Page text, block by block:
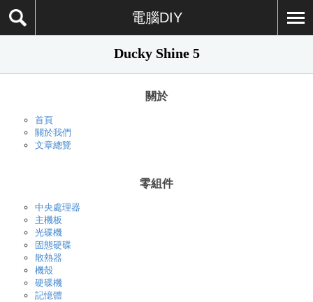
電腦DIY
Ducky Shine 5
關於
首頁
關於我們
文章總覽
零組件
中央處理器
主機板
光碟機
固態硬碟
散熱器
機殼
硬碟機
記憶體